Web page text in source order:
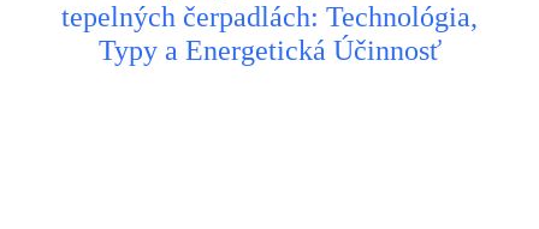
tepelných čerpadlách: Technológia,
Typy a Energetická Účinnosť